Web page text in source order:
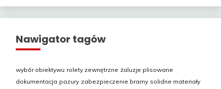
Nawigator tagów
wybór obiektywu rolety zewnętrzne żaluzje plisowane
dokumentacja pazury zabezpieczenie bramy solidne materiały